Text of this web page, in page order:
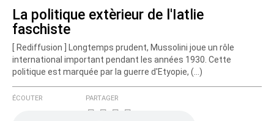
La politique extèrieur de l'Iatlie
faschiste
[ Rediffusion ] Longtemps prudent, Mussolini joue un rôle
international important pendant les années 1930. Cette
politique est marquée par la guerre d'Etyopie, (…)
ÉCOUTER PARTAGER